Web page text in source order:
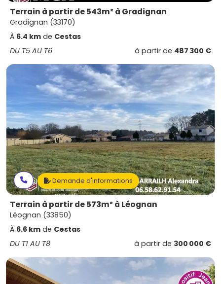
Terrain à partir de 543m² à Gradignan
Gradignan (33170)
À 6.4 km de Cestas
DU T5 AU T6
à partir de 487 300 €
Demande d'informations
Terrain à partir de 573m² à Léognan
Léognan (33850)
À 6.6 km de Cestas
DU T1 AU T8
à partir de 300 000 €